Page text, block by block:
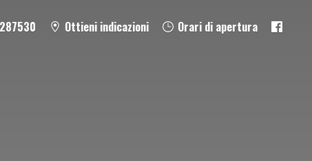
Ottieni indicazioni Orari di apertura